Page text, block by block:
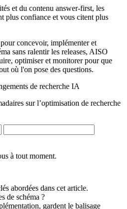
et du contenu answer-first, les
plus confiance et vous citent plus
concevoir, implémenter et
sans ralentir les releases, AISO
optimiser et monitorer pour que
où l'on pose des questions.
de recherche IA
sur l’optimisation de recherche
à tout moment.
abordées dans cet article.
de schéma ?
gardent le balisage